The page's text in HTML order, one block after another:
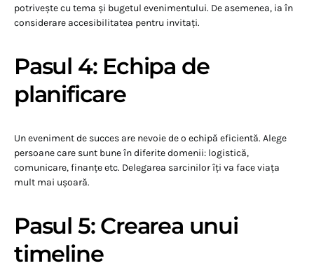
potrivește cu tema și bugetul evenimentului. De asemenea, ia în
considerare accesibilitatea pentru invitați.
Pasul 4: Echipa de
planificare
Un eveniment de succes are nevoie de o echipă eficientă. Alege
persoane care sunt bune în diferite domenii: logistică,
comunicare, finanțe etc. Delegarea sarcinilor îți va face viața
mult mai ușoară.
Pasul 5: Crearea unui
timeline